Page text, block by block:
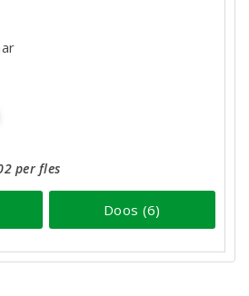
per fles
Doos (6)